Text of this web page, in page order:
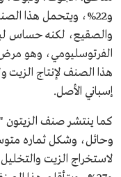
و22%، ويتحمل هذا
والصقيع، لكنه حساس
الفرتوسليومي، وهو
هذا الصنف لإنتاج
إسباني الأصل.
كما ينتشر صنف الزيتون
وحائل، وشكل ثماره